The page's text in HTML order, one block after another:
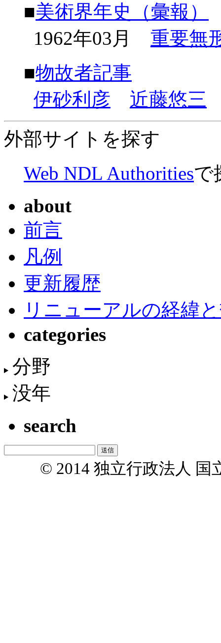
■美術界年史（彙報）
1962年03月 重要無
■物故者記事
伊砂利彦
近藤悠三
外部サイトを探す
Web NDL Authoritiesで
about
前言
凡例
更新履歴
リニューアルの経緯
categories
分野
没年
search
© 2014 独立行政法人 国